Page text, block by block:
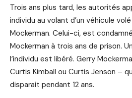
Trois ans plus tard, les autorités
individu au volant d’un véhicule
Mockerman. Celui-ci, est
Mockerman à trois ans de prison.
l’individu est libéré. Gerry
Curtis Kimball ou Curtis Jenson –
disparait pendant 12 ans.